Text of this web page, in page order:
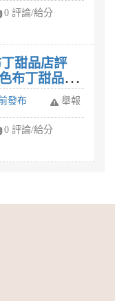
0 評論/給分
甜品店評
布丁甜品店
發布 舉報
0 評論/給分